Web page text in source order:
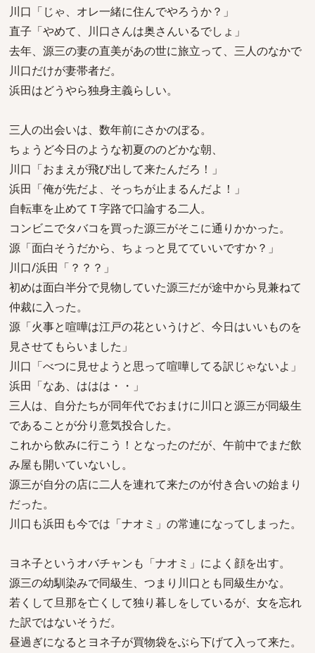
川口「じゃ、オレ一緒に住んでやろうか？」
直子「やめて、川口さんは奥さんいるでしょ」
去年、源三の妻の直美があの世に旅立って、三人のなかで
川口だけが妻帯者だ。
浜田はどうやら独身主義らしい。
三人の出会いは、数年前にさかのぼる。
ちょうど今日のような初夏ののどかな朝、
川口「おまえが飛び出して来たんだろ！」
浜田「俺が先だよ、そっちが止まるんだよ！」
自転車を止めてＴ字路で口論する二人。
コンビニでタバコを買った源三がそこに通りかかった。
源「面白そうだから、ちょっと見てていいですか？」
川口/浜田「？？？」
初めは面白半分で見物していた源三だが途中から見兼ねて
仲裁に入った。
源「火事と喧嘩は江戸の花というけど、今日はいいものを
見させてもらいました」
川口「べつに見せようと思って喧嘩してる訳じゃないよ」
浜田「なあ、ははは・・」
三人は、自分たちが同年代でおまけに川口と源三が同級生
であることが分り意気投合した。
これから飲みに行こう！となったのだが、午前中でまだ飲
み屋も開いていないし。
源三が自分の店に二人を連れて来たのが付き合いの始まり
だった。
川口も浜田も今では「ナオミ」の常連になってしまった。
ヨネ子というオバチャンも「ナオミ」によく顔を出す。
源三の幼馴染みで同級生、つまり川口とも同級生かな。
若くして旦那を亡くして独り暮しをしているが、女を忘れ
た訳ではないそうだ。
昼過ぎになるとヨネ子が買物袋をぶら下げて入って来た。